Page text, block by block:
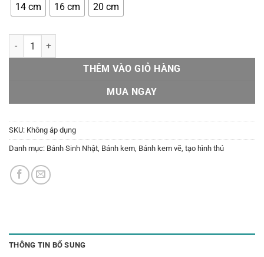
14 cm 16 cm 20 cm
Bánh tạo hình H8 số lượng
THÊM VÀO GIỎ HÀNG
MUA NGAY
SKU: Không áp dụng
Danh mục: Bánh Sinh Nhật, Bánh kem, Bánh kem vẽ, tạo hình thú
THÔNG TIN BỔ SUNG